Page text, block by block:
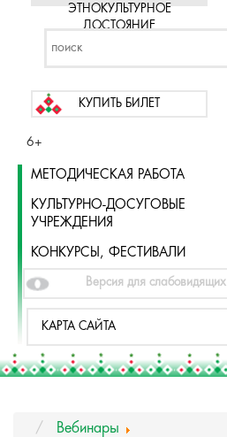
ЭТНОКУЛЬТУРНОЕ
ДОСТОЯНИЕ
КУПИТЬ БИЛЕТ
6+
МЕТОДИЧЕСКАЯ РАБОТА
КУЛЬТУРНО-ДОСУГОВЫЕ
УЧРЕЖДЕНИЯ
КОНКУРСЫ, ФЕСТИВАЛИ
Версия для слабовидящих
КАРТА САЙТА
Вебинары